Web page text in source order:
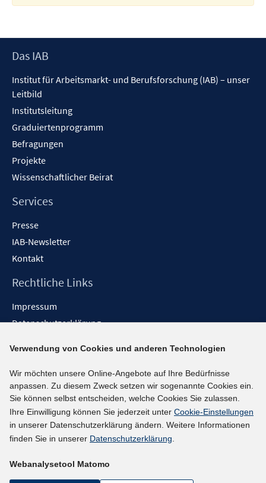
Footer
Das IAB
Institut für Arbeitsmarkt- und Berufsforschung (IAB) – unser
Leitbild
Institutsleitung
Graduiertenprogramm
Befragungen
Projekte
Wissenschaftlicher Beirat
Services
Presse
IAB-Newsletter
Kontakt
Rechtliche Links
Impressum
Datenschutzerklärung
Barrieren melden
Social-Media-Kanäle
BlueSky
YouTube
LinkedIn
kununu
Verwendung von Cookies und anderen Technologien
Wir möchten unsere Online-Angebote auf Ihre Bedürfnisse
anpassen. Zu diesem Zweck setzen wir sogenannte Cookies ein.
Sie können selbst entscheiden, welche Cookies Sie zulassen.
Ihre Einwilligung können Sie jederzeit unter Cookie-Einstellungen
in unserer Datenschutzerklärung ändern. Weitere Informationen
finden Sie in unserer Datenschutzerklärung.
Webanalysetool Matomo